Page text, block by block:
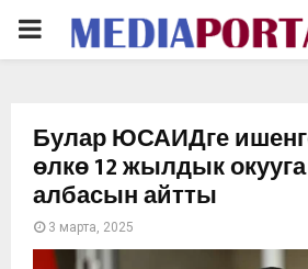
PRIMARY
Булар ЮСАИДге
өлкө 12 жылдык
албасын айтты
3 марта, 2025